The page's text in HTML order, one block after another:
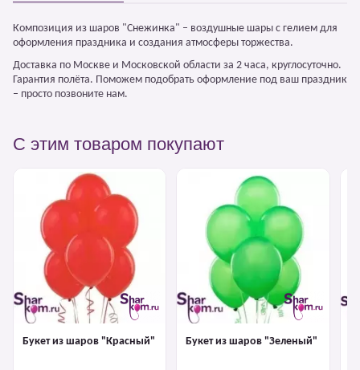
Композиция из шаров "Снежинка" – воздушные шары с гелием для
оформления праздника и создания атмосферы торжества.
Доставка по Москве и Московской области за 2 часа, круглосуточно.
Гарантия полёта. Поможем подобрать оформление под ваш праздник
– просто позвоните нам.
С этим товаром покупают
Букет из шаров "Красный" Букет из шаров "Зеленый"